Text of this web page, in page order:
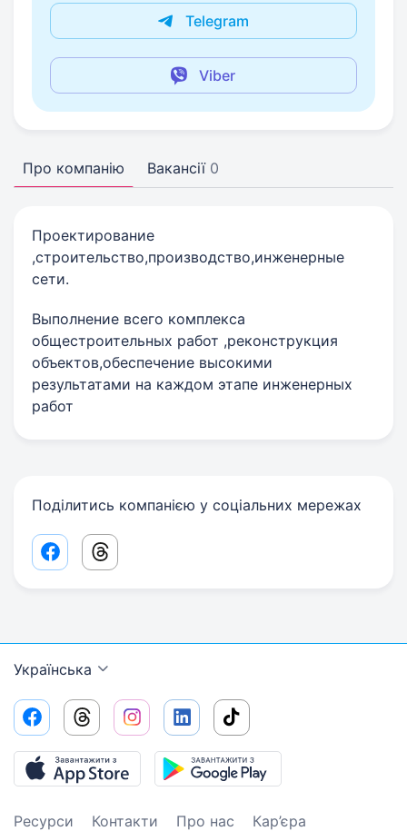
Telegram
Viber
Про компанію Вакансії 0
Проектирование
,строительство,производство,инженерные
сети.
Выполнение всего комплекса
общестроительных работ ,реконструкция
объектов,обеспечение высокими
результатами на каждом этапе инженерных
работ
Поділитись компанією у соціальних мережах
Facebook share link
Threads share link
Українська
Ресурси Контакти Про нас Кар’єра